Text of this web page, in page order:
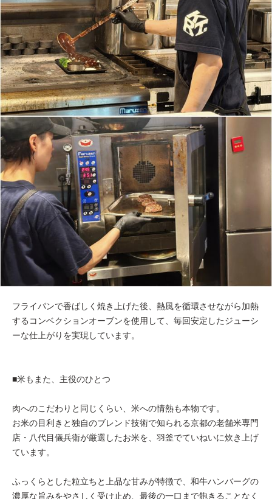
フライパンで香ばしく焼き上げた後、熱風を循環させながら加熱
するコンベクションオーブンを使用して、毎回安定したジューシ
ーな仕上がりを実現しています。
■米もまた、主役のひとつ
肉へのこだわりと同じくらい、米への情熱も本物です。
お米の目利きと独自のブレンド技術で知られる京都の老舗米専門
店・八代目儀兵衛が厳選したお米を、羽釜でていねいに炊き上げ
ています。
ふっくらとした粒立ちと上品な甘みが特徴で、和牛ハンバーグの
濃厚な旨みをやさしく受け止め、最後の一口まで飽きることなく